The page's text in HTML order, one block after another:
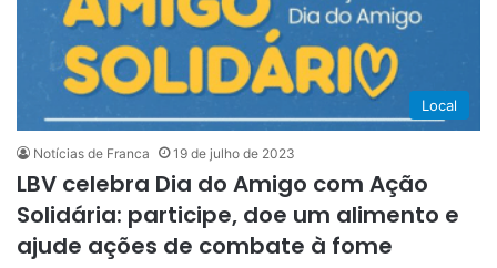
Local
Notícias de Franca 19 de julho de 2023
LBV celebra Dia do Amigo com Ação
Solidária: participe, doe um alimento e
ajude ações de combate à fome